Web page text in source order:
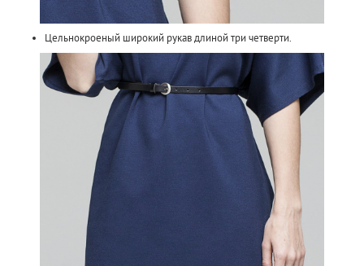
Цельнокроеный широкий рукав длиной три четверти.